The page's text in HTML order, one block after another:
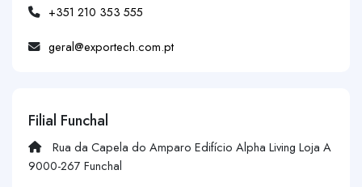
+351 210 353 555
geral@exportech.com.pt
Filial Funchal
Rua da Capela do Amparo Edifício Alpha Living Loja A
9000-267 Funchal